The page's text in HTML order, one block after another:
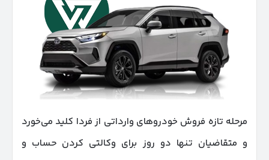
مرحله تازه فروش خودروهای وارداتی از فردا کلید می‌خورد
و متقاضیان تنها دو روز برای وکالتی کردن حساب و